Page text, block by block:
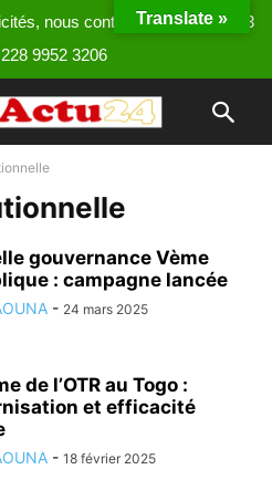
nous contacter au +228 9013
9952 3206
gouvernance Vème
: campagne lancée
- 24 mars 2025
de l’OTR au Togo :
et efficacité
- 18 février 2025
Translate »